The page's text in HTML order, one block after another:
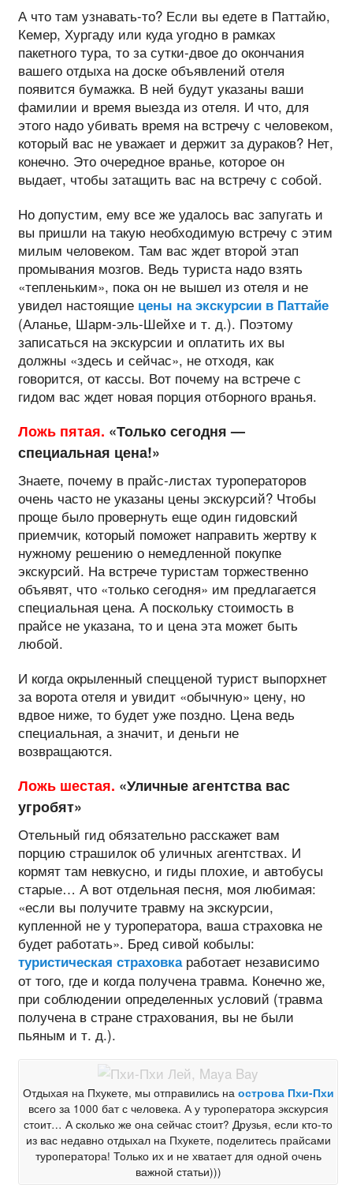
А что там узнавать-то? Если вы едете в Паттайю,
Кемер, Хургаду или куда угодно в рамках
пакетного тура, то за сутки-двое до окончания
вашего отдыха на доске объявлений отеля
появится бумажка. В ней будут указаны ваши
фамилии и время выезда из отеля. И что, для
этого надо убивать время на встречу с человеком,
который вас не уважает и держит за дураков? Нет,
конечно. Это очередное вранье, которое он
выдает, чтобы затащить вас на встречу с собой.
Но допустим, ему все же удалось вас запугать и
вы пришли на такую необходимую встречу с этим
милым человеком. Там вас ждет второй этап
промывания мозгов. Ведь туриста надо взять
«тепленьким», пока он не вышел из отеля и не
увидел настоящие цены на экскурсии в Паттайе
(Аланье, Шарм-эль-Шейхе и т. д.). Поэтому
записаться на экскурсии и оплатить их вы
должны «здесь и сейчас», не отходя, как
говорится, от кассы. Вот почему на встрече с
гидом вас ждет новая порция отборного вранья.
Ложь пятая. «Только сегодня —
специальная цена!»
Знаете, почему в прайс-листах туроператоров
очень часто не указаны цены экскурсий? Чтобы
проще было провернуть еще один гидовский
приемчик, который поможет направить жертву к
нужному решению о немедленной покупке
экскурсий. На встрече туристам торжественно
объявят, что «только сегодня» им предлагается
специальная цена. А поскольку стоимость в
прайсе не указана, то и цена эта может быть
любой.
И когда окрыленный спецценой турист выпорхнет
за ворота отеля и увидит «обычную» цену, но
вдвое ниже, то будет уже поздно. Цена ведь
специальная, а значит, и деньги не
возвращаются.
Ложь шестая. «Уличные агентства вас
угробят»
Отельный гид обязательно расскажет вам
порцию страшилок об уличных агентствах. И
кормят там невкусно, и гиды плохие, и автобусы
старые… А вот отдельная песня, моя любимая:
«если вы получите травму на экскурсии,
купленной не у туроператора, ваша страховка не
будет работать». Бред сивой кобылы:
туристическая страховкаработает независимо
от того, где и когда получена травма. Конечно же,
при соблюдении определенных условий (травма
получена в стране страхования, вы не были
пьяным и т. д.).
Отдыхая на Пхукете, мы отправились на острова Пхи-Пхи
всего за 1000 бат с человека. А у туроператора экскурсия
стоит… А сколько же она сейчас стоит? Друзья, если кто-то
из вас недавно отдыхал на Пхукете, поделитесь прайсами
туроператора! Только их и не хватает для одной очень
важной статьи)))